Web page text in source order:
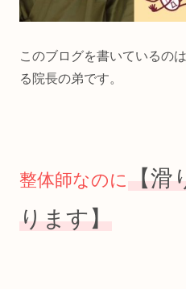
このブログを書いているの
る院長の弟です。
整体師なのに【滑
ります】